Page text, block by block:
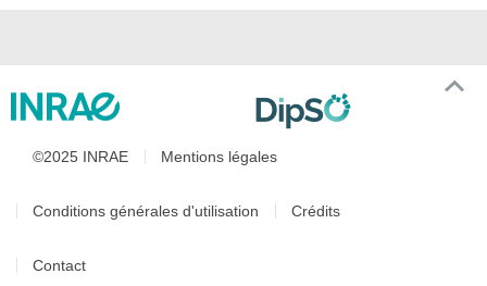
©2025 INRAE Mentions légales
Conditions générales d'utilisation Crédits
Contact